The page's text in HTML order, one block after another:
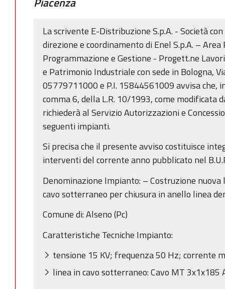
La scrivente E-Distribuzione S.p.A. - Società
direzione e coordinamento di Enel S.p.A. –
Programmazione e Gestione - Progett.ne
e Patrimonio Industriale con sede in Bologna,
05779711000 e P.I. 15844561009 avvisa che,
comma 6, della L.R. 10/1993, come modificata
richiederà al Servizio Autorizzazioni e
seguenti impianti.
Si precisa che il presente avviso costituisce
interventi del corrente anno pubblicato nel
Denominazione Impianto: – Costruzione
cavo sotterraneo per chiusura in anello linea
Comune di: Alseno (Pc)
Caratteristiche Tecniche Impianto:
tensione 15 KV; frequenza 50 Hz; corrente
linea in cavo sotterraneo: Cavo MT 3x1x185